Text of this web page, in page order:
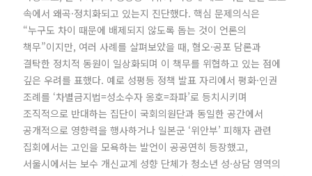
속에서 왜곡·정치화되고 있는지 진단했다. 핵심 문제의식은
“누구도 차이 때문에 배제되지 않도록 돕는 것이 언론의
책무”이지만, 여러 사례를 살펴보았을 때, 혐오·공포 담론과
결탁한 정치적 동원이 일상화되며 이 책무를 위협하고 있는 점에
깊은 우려를 표했다. 예로 성평등 정책 발표 자리에서 평화·인권
조례를 ‘차별금지법=성소수자 옹호=좌파’로 등치시키며
조직적으로 반대하는 집단이 국회의원단과 동일한 공간에서
공개적으로 영향력을 행사하거나 일본군 ‘위안부’ 피해자 관련
집회에서는 고인을 모욕하는 발언이 공공연히 등장했고,
서울시에서는 보수 개신교계 성향 단체가 청소년 성·상담 영역의